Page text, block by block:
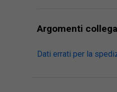
Argomenti
Dati errati per la